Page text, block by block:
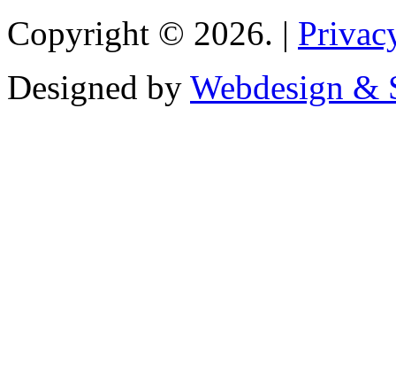
Copyright © 2026. |
Designed by Webdesign &